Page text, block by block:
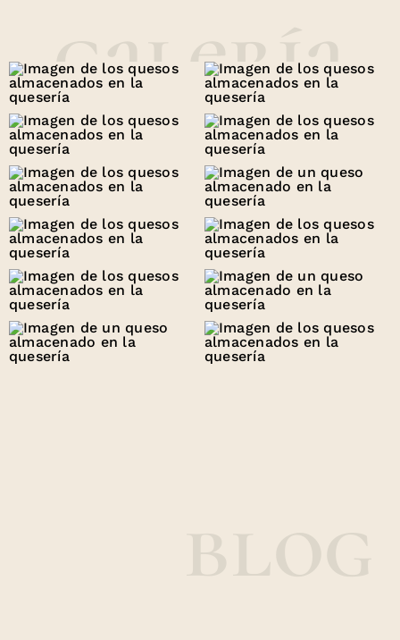
galería